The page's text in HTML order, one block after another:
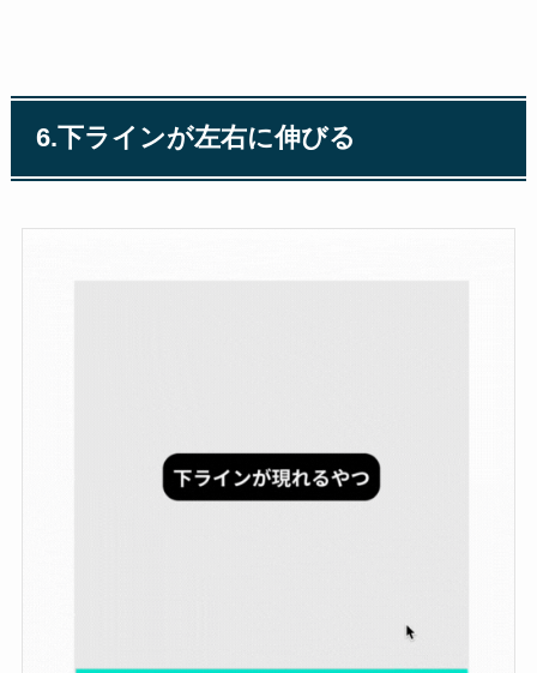
6.下ラインが左右に伸びる